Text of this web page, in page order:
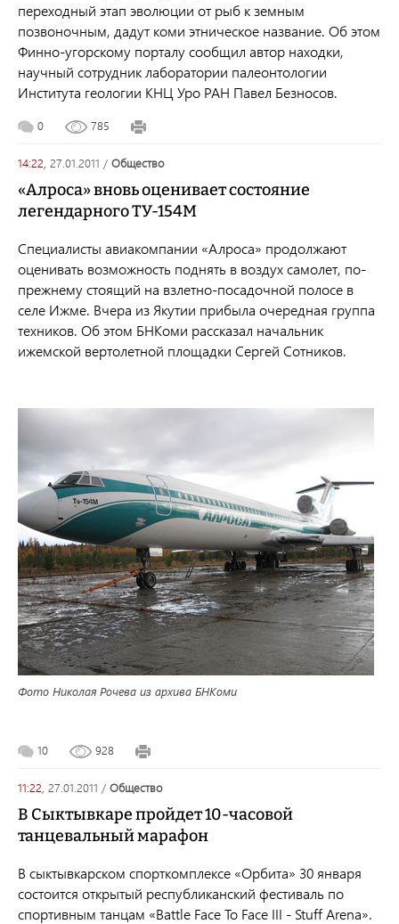
переходный этап эволюции от рыб к земным
позвоночным, дадут коми этническое название. Об этом
Финно-угорскому порталу сообщил автор находки,
научный сотрудник лаборатории палеонтологии
Института геологии КНЦ Уро РАН Павел Безносов.
0 785
14:22, 27.01.2011 / общество
«Алроса» вновь оценивает состояние
легендарного ТУ-154М
Специалисты авиакомпании «Алроса» продолжают
оценивать возможность поднять в воздух самолет, по-
прежнему стоящий на взлетно-посадочной полосе в
селе Ижме. Вчера из Якутии прибыла очередная группа
техников. Об этом БНКоми рассказал начальник
ижемской вертолетной площадки Сергей Сотников.
Фото Николая Рочева из архива БНКоми
10 928
11:22, 27.01.2011 / общество
В Сыктывкаре пройдет 10-часовой
танцевальный марафон
В сыктывкарском спорткомплексе «Орбита» 30 января
состоится открытый республиканский фестиваль по
спортивным танцам «Battle Face To Face III - Stuff Arena».